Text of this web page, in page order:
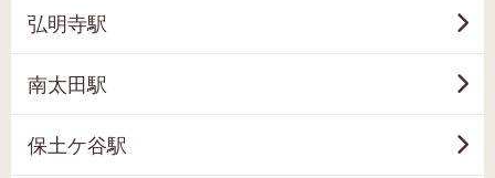
弘明寺駅
南太田駅
保土ケ谷駅